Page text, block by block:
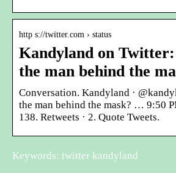
http s://twitter.com › status
Kandyland on
the man behind the
Conversation. Kandyland ·
the man behind the mask? … 9:50
138. Retweets · 2. Quote Tweets.
Keywords: twitter kandyland